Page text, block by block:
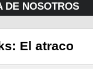
DE NOSOTROS
El atraco